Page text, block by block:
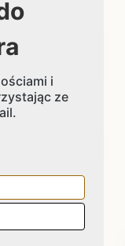
i
ze